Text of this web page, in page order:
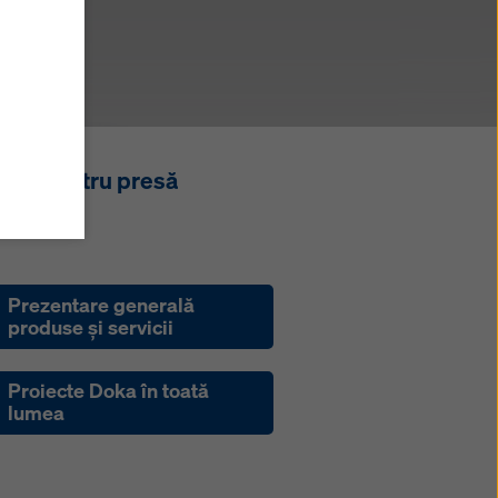
pentru presă
Prezentare generală
produse şi servicii
Proiecte Doka în toată
lumea
de
clic
la
Vă